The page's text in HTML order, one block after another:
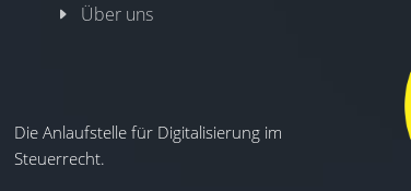
Über uns
Die Anlaufstelle für Digitalisierung im
Steuerrecht.